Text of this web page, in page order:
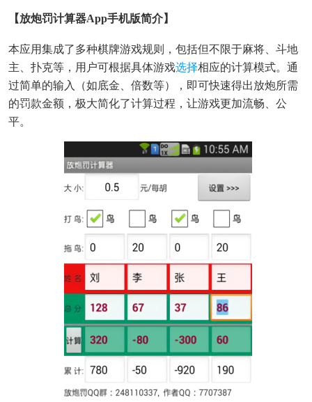
【放炮罚计算器app手机版简介】
本应用集成了多种棋牌游戏规则，包括但不限于麻将、斗地
主、扑克等，用户可根据具体游戏选择相应的计算模式。通
过简单的输入（如底金、倍数等），即可快速得出放炮所需
的罚款金额，极大简化了计算过程，让游戏更加流畅、公
平。